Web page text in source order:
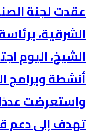
عقدت لجنة
الشرقية،
الشيخ، اليوم
أنشطة وبرامج
واستعرضت
تهدف إلى دعم